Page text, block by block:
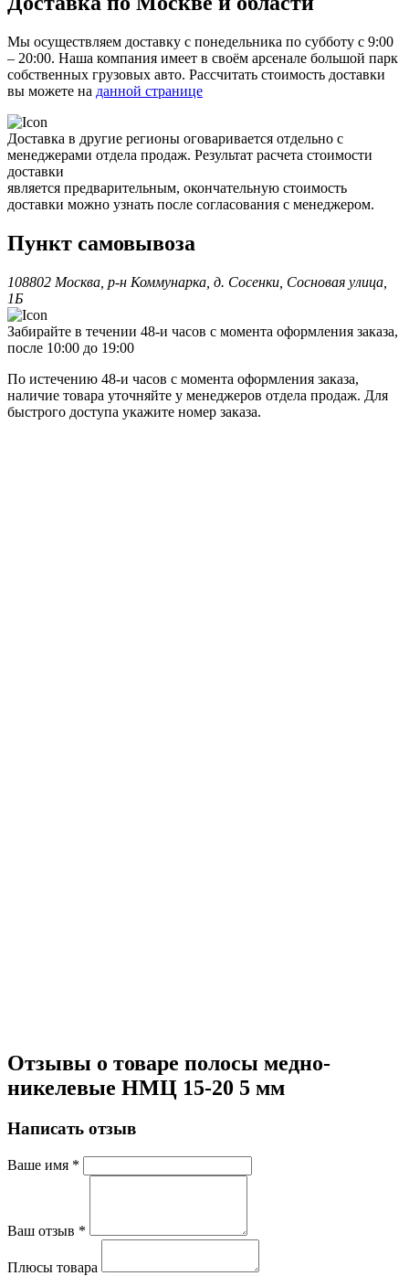
Мы осуществляем доставку с понедельника по субботу с 9:00
– 20:00. Наша компания имеет в своём арсенале большой парк
собственных грузовых авто. Рассчитать стоимость доставки
вы можете на данной странице
Доставка в другие регионы оговаривается отдельно с
менеджерами отдела продаж. Результат расчета стоимости
доставки
является предварительным, окончательную стоимость
доставки можно узнать после согласования с менеджером.
Пункт самовывоза
108802 Москва, р-н Коммунарка, д. Сосенки, Сосновая улица,
1Б
Забирайте в течении 48-и часов с момента оформления заказа,
после 10:00 до 19:00
По истечению 48-и часов с момента оформления заказа,
наличие товара уточняйте у менеджеров отдела продаж. Для
быстрого доступа укажите номер заказа.
Отзывы о товаре полосы медно-
никелевые НМЦ 15-20 5 мм
Написать отзыв
Ваше имя *
Ваш отзыв *
Плюсы товара